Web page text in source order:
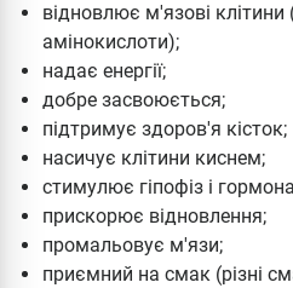
відновлює м'язові клітини
амінокислоти);
надає енергії;
добре засвоюється;
підтримує здоров'я кісток;
насичує клітини киснем;
стимулює гіпофіз і
прискорює відновлення;
промальовує м'язи;
приємний на смак (різні